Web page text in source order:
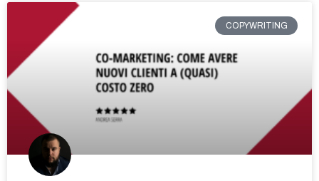
COPYWRITING